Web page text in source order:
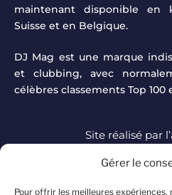
Gérer le
Pour offrir les meilleures expériences,
maintenant disponible en
Suisse et en Belgique.
DJ Mag est une marque
et clubbing, avec
célèbres classements Top 100
Site réalisé par
monde